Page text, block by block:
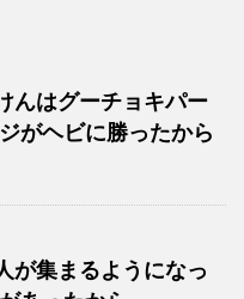
んはグーチョキパー
がヘビに勝ったから
が集まるようになっ